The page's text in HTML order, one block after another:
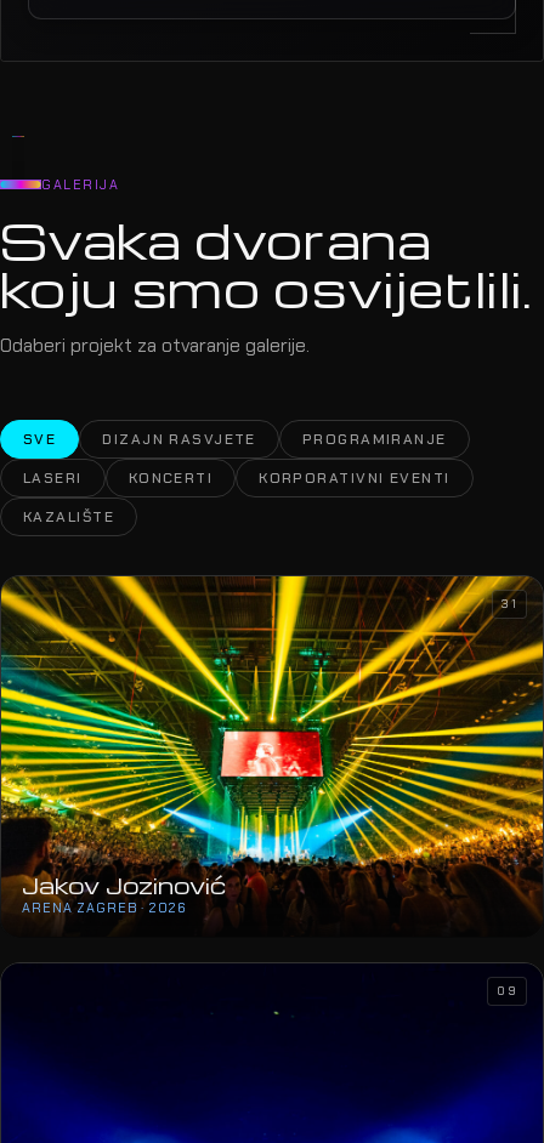
GALERIJA
Svaka dvorana
koju smo osvijetlili.
Odaberi projekt za otvaranje galerije.
SVE DIZAJN RASVJETE
PROGRAMIRANJE
LASERI
KONCERTI
KORPORATIVNI EVENTI
KAZALIŠTE
Jakov Jozinović
ARENA ZAGREB · 2026
31
09